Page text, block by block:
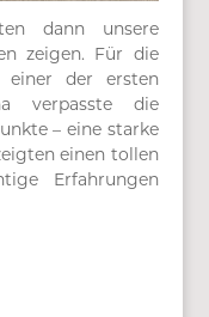
dann unsere
zeigen. Für die
der ersten
verpasste die
– eine starke
einen tollen
Erfahrungen